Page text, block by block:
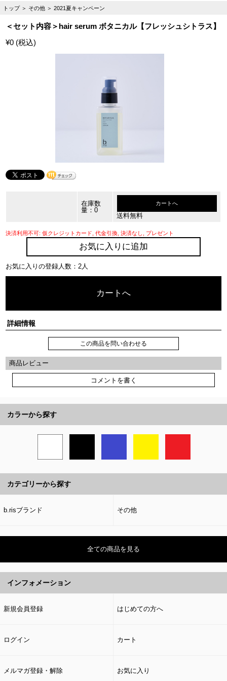
トップ ＞ その他 ＞ 2021夏キャンペーン
＜セット内容＞hair serum ボタニカル【フレッシュシトラス】
¥0 (税込)
在庫数
量：0
カートへ
送料無料
決済利用不可: 仮クレジットカード, 代金引換, 決済なし, プレゼント
お気に入りに追加
お気に入りの登録人数：2人
カートへ
詳細情報
この商品を問い合わせる
商品レビュー
コメントを書く
カラーから探す
カテゴリーから探す
b.risブランド その他
全ての商品を見る
インフォメーション
新規会員登録 はじめての方へ
ログイン カート
メルマガ登録・解除 お気に入り